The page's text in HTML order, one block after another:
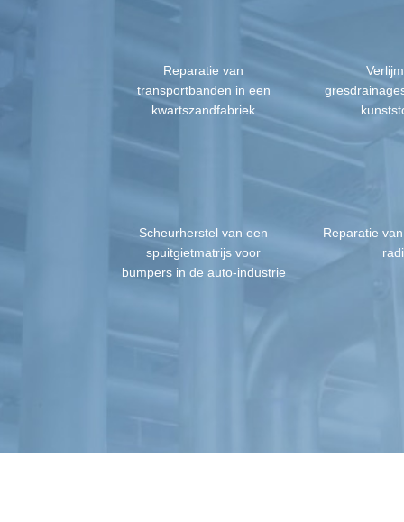
Reparatie van
transportbanden in een
kwartszandfabriek
Scheurherstel van een
spuitgietmatrijs voor
bumpers in de auto-industrie
Reparatie